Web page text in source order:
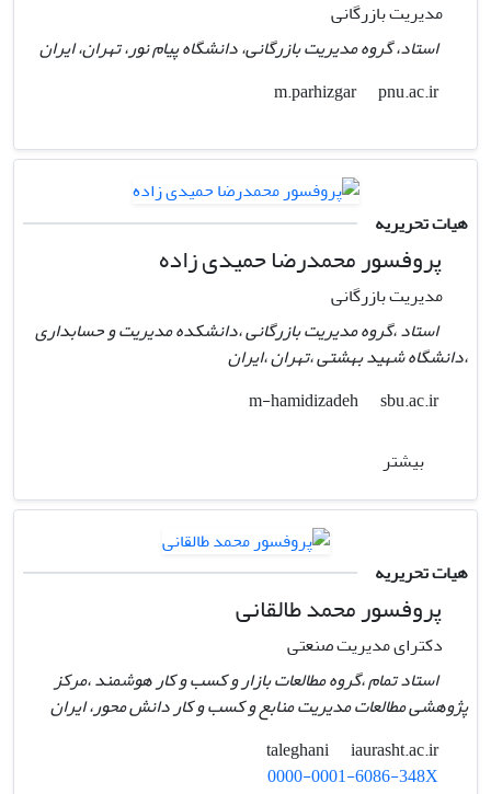
مدیریت بازرگانی
استاد، گروه مدیریت بازرگانی، دانشگاه پیام نور، تهران، ایران
m.parhizgar
pnu.ac.ir
هیات تحریریه
پروفسور محمدرضا حمیدی ‌زاده
مدیریت بازرگانی
استاد ،گروه مدیریت بازرگانی ،دانشکده مدیریت و حسابداری
،دانشگاه شهید بهشتی ،تهران ،ایران
m-hamidizadeh
sbu.ac.ir
بیشتر
هیات تحریریه
پروفسور محمد طالقانی
دکترای مدیریت صنعتی
استاد تمام ،گروه مطالعات بازار و کسب و کار هوشمند ،مرکز
پژوهشی مطالعات مدیریت منابع و کسب و کار دانش محور، ایران
taleghani
iaurasht.ac.ir
0000-0001-6086-348X